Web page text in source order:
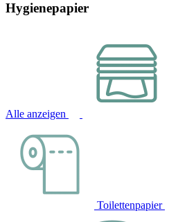
Hygienepapier
Alle anzeigen
Toilettenpapier